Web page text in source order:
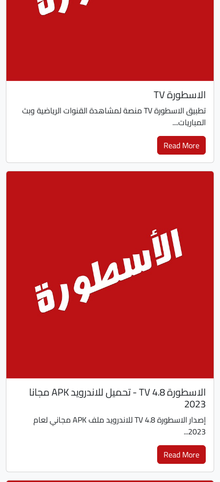
الاسطورة TV
تطبيق الاسطورة TV منصة لمشاهدة القنوات الرياضية وبث
المباريات....
Read More
الاسطورة TV 4.8 - تحميل للاندرويد APK مجانا
2023
إصدار الاسطورة TV 4.8 للاندرويد ملف APK مجاني لعام
2023...
Read More